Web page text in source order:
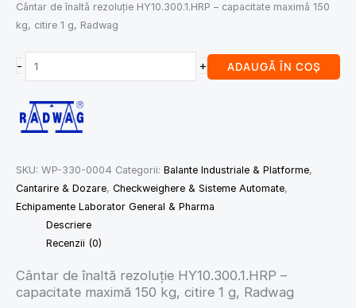
Cântar de înaltă rezoluție HY10.300.1.HRP – capacitate maximă 150
kg, citire 1 g, Radwag
- + ADAUGĂ ÎN COȘ
SKU: WP-330-0004 Categorii: Balante Industriale & Platforme,
Cantarire & Dozare, Checkweighere & Sisteme Automate,
Echipamente Laborator General & Pharma
Descriere
Recenzii (0)
Cântar de înaltă rezoluție HY10.300.1.HRP –
capacitate maximă 150 kg, citire 1 g, Radwag